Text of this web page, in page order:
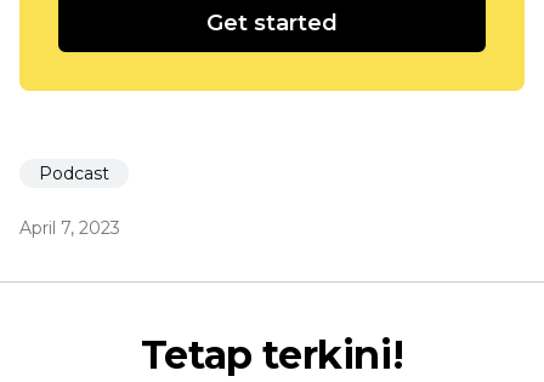
Get started
Podcast
April 7, 2023
Tetap terkini!